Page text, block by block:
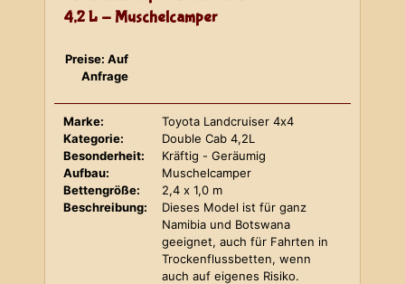
4,2 L - Muschelcamper
Preise: Auf
Anfrage
Marke:
Toyota Landcruiser 4x4
Kategorie:
Double Cab 4,2L
Besonderheit:
Kräftig - Geräumig
Aufbau:
Muschelcamper
Bettengröße:
2,4 x 1,0 m
Beschreibung:
Dieses Model ist für ganz
Namibia und Botswana
geeignet, auch für Fahrten in
Trockenflussbetten, wenn
auch auf eigenes Risiko.